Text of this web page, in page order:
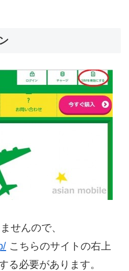
せんので、
こちらのサイトの右上
る必要があります。